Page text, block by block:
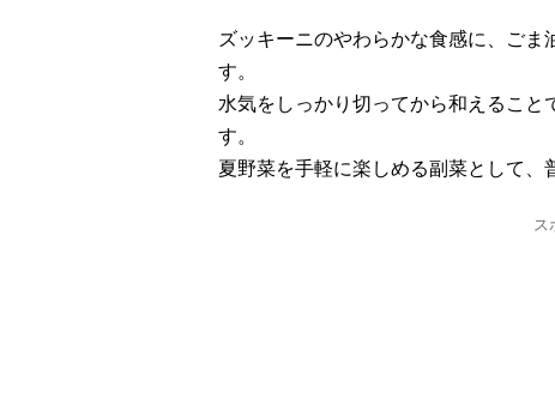
ズッキーニのやわらかな食感に、ご
す。
水気をしっかり切ってから和えること
す。
夏野菜を手軽に楽しめる副菜として、
ス